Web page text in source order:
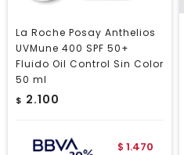
La Roche Posay Anthelios
UVMune 400 SPF 50+
Fluido Oil Control Sin Color
50 ml
$ 2.100
$ 1.470